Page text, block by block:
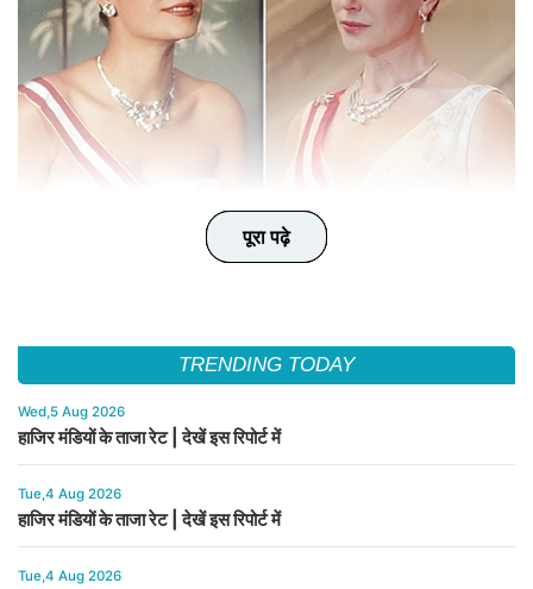
पूरा पढ़े
पूरा पढ़े
पूरा पढ़े
पूरा पढ़े
पूरा पढ़े
TRENDING TODAY
Wed,5 Aug 2026
हाजिर मंडियों के ताजा रेट | देखें इस रिपोर्ट में
Tue,4 Aug 2026
हाजिर मंडियों के ताजा रेट | देखें इस रिपोर्ट में
Tue,4 Aug 2026